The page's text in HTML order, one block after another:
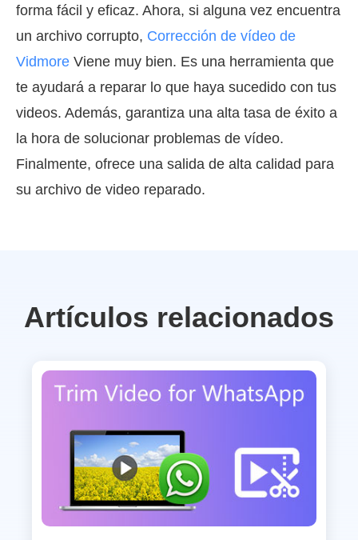
forma fácil y eficaz. Ahora, si alguna vez encuentra
un archivo corrupto, Corrección de vídeo de
Vidmore Viene muy bien. Es una herramienta que
te ayudará a reparar lo que haya sucedido con tus
videos. Además, garantiza una alta tasa de éxito a
la hora de solucionar problemas de vídeo.
Finalmente, ofrece una salida de alta calidad para
su archivo de video reparado.
Artículos relacionados